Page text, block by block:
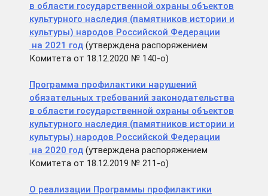
в области государственной охраны объектов
культурного наследия (памятников истории и
культуры) народов Российской Федерации
на 2021 год (утверждена распоряжением
Комитета от 18.12.2020 № 140-о)
Программа профилактики нарушений
обязательных требований законодательства
в области государственной охраны объектов
культурного наследия (памятников истории и
культуры) народов Российской Федерации
на 2020 год (утверждена распоряжением
Комитета от 18.12.2019 № 211-о)
О реализации Программы профилактики